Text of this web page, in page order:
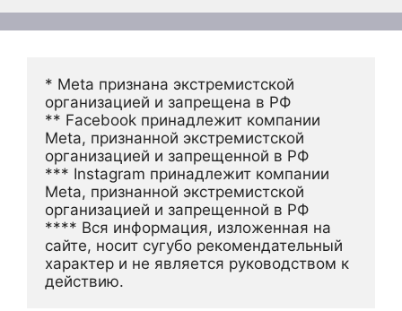
* Meta признана экстремистской
организацией и запрещена в РФ
** Facebook принадлежит компании
Meta, признанной экстремистской
организацией и запрещенной в РФ
*** Instagram принадлежит компании
Meta, признанной экстремистской
организацией и запрещенной в РФ
**** Вся информация, изложенная на
сайте, носит сугубо рекомендательный
характер и не является руководством к
действию.